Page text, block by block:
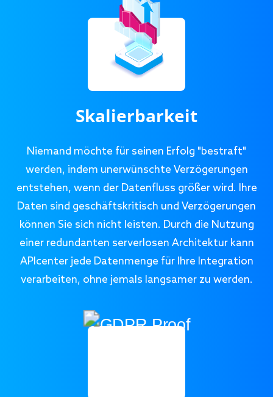
Skalierbarkeit
Niemand möchte für seinen Erfolg "bestraft"
werden, indem unerwünschte Verzögerungen
entstehen, wenn der Datenfluss größer wird. Ihre
Daten sind geschäftskritisch und Verzögerungen
können Sie sich nicht leisten. Durch die Nutzung
einer redundanten serverlosen Architektur kann
APIcenter jede Datenmenge für Ihre Integration
verarbeiten, ohne jemals langsamer zu werden.